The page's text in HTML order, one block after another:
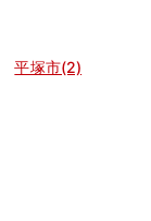
平塚市(2)